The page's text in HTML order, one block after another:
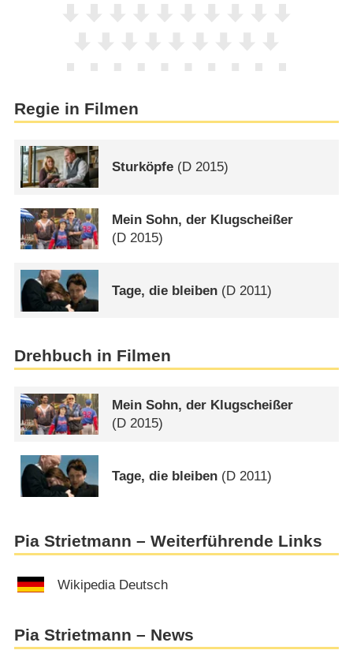
Regie in Filmen
Sturköpfe (D 2015)
Mein Sohn, der Klugscheißer
(D 2015)
Tage, die bleiben (D 2011)
Drehbuch in Filmen
Mein Sohn, der Klugscheißer
(D 2015)
Tage, die bleiben (D 2011)
Pia Strietmann – Weiterführende Links
Wikipedia Deutsch
Pia Strietmann – News